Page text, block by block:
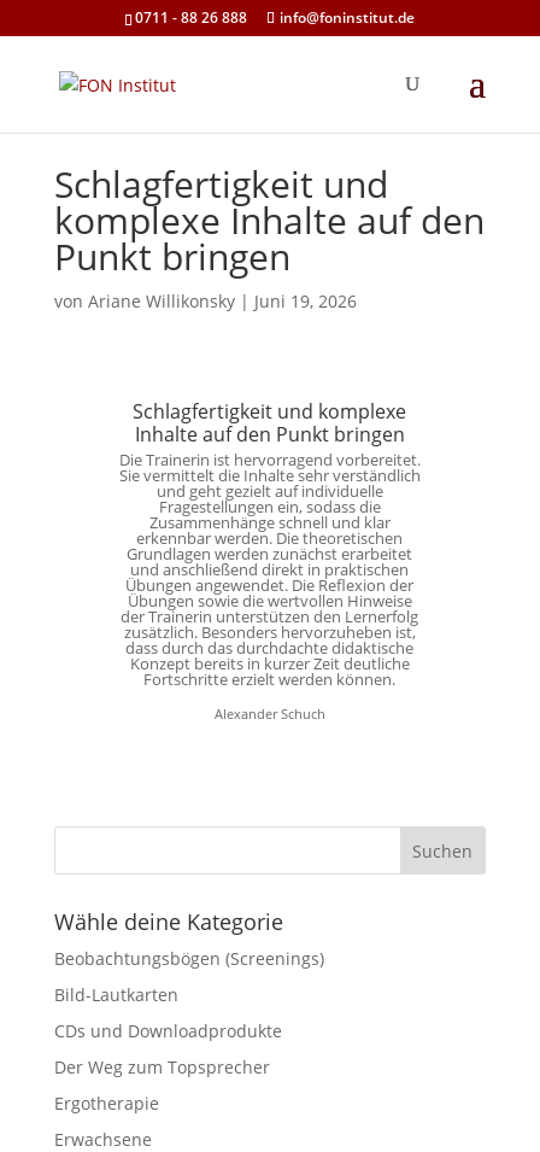
0711 - 88 26 888 info@foninstitut.de
Schlagfertigkeit und
komplexe Inhalte auf den
Punkt bringen
von Ariane Willikonsky| Juni 19, 2026
Schlagfertigkeit und komplexe
Inhalte auf den Punkt bringen
Die Trainerin ist hervorragend vorbereitet.
Sie vermittelt die Inhalte sehr verständlich
und geht gezielt auf individuelle
Fragestellungen ein, sodass die
Zusammenhänge schnell und klar
erkennbar werden. Die theoretischen
Grundlagen werden zunächst erarbeitet
und anschließend direkt in praktischen
Übungen angewendet. Die Reflexion der
Übungen sowie die wertvollen Hinweise
der Trainerin unterstützen den Lernerfolg
zusätzlich. Besonders hervorzuheben ist,
dass durch das durchdachte didaktische
Konzept bereits in kurzer Zeit deutliche
Fortschritte erzielt werden können.
Alexander Schuch
Wähle deine Kategorie
Beobachtungsbögen (Screenings)
Bild-Lautkarten
CDs und Downloadprodukte
Der Weg zum Topsprecher
Ergotherapie
Erwachsene